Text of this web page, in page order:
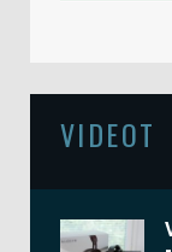
VIDEOT